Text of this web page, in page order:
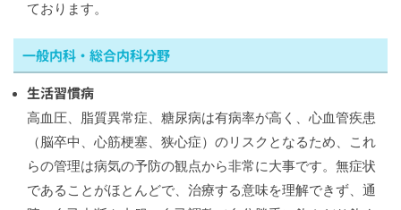
ております。
一般内科・総合内科分野
生活習慣病
高血圧、脂質異常症、糖尿病は有病率が高く、心血管疾患
（脳卒中、心筋梗塞、狭心症）のリスクとなるため、これ
らの管理は病気の予防の観点から非常に大事です。無症状
であることがほとんどで、治療する意味を理解できず、通